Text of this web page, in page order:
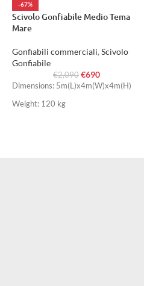
-67%
Scivolo Gonfiabile Medio Tema
Mare
Gonfiabili commerciali, Scivolo
Gonfiabile
€2,090 €690
Dimensions: 5m(L)x4m(W)x4m(H)
Weight: 120 kg